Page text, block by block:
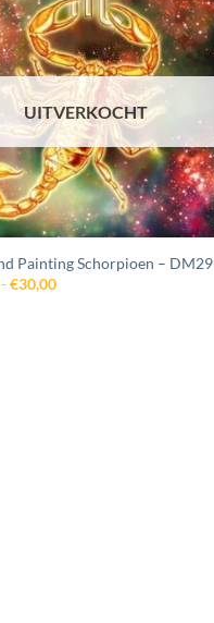
Toevoegen
aan
wenslijst
UITVERKOCHT
Painting Schorpioen – DM29
- €30,00Prijsklasse: